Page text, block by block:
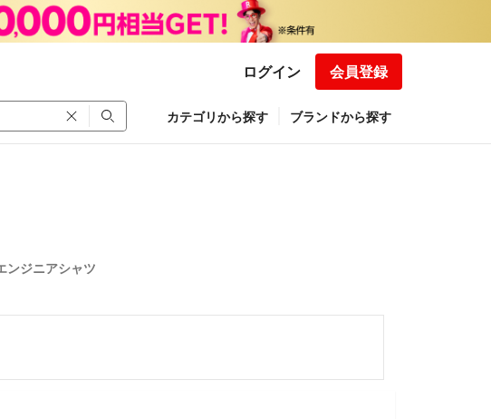
ログイン 会員登録
カテゴリから探す ブランドから探す
ジニアシャツ